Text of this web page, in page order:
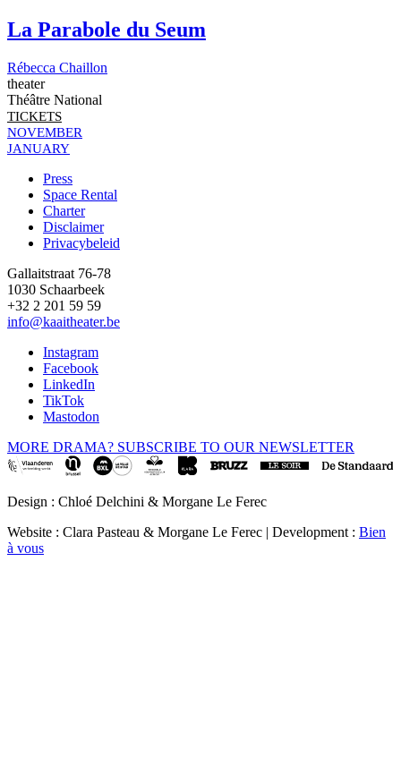
La Parabole du Seum
Rébecca Chaillon
theater
Théâtre National
TICKETS
NOVEMBER
JANUARY
Footer
Press
Space Rental
Charter
Disclaimer
Privacybeleid
Gallaitstraat 76-78
1030 Schaarbeek
+32 2 201 59 59
info@kaaitheater.be
Instagram
Facebook
LinkedIn
TikTok
Mastodon
MORE DRAMA? SUBSCRIBE TO OUR NEWSLETTER
Design : Chloé Delchini & Morgane Le Ferec
Website : Clara Pasteau & Morgane Le Ferec | Development : Bien
à vous